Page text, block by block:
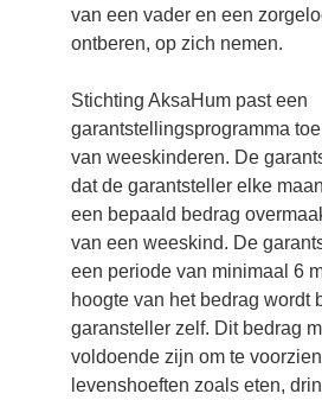
van een vader en een
ontberen, op zich nemen.
Stichting AksaHum past een
garantstellingsprogramma
van weeskinderen. De
dat de garantsteller elke
een bepaald bedrag
van een weeskind. De
een periode van minimaal 6
hoogte van het bedrag wordt
garansteller zelf. Dit bedrag
voldoende zijn om te
levenshoeften zoals eten,